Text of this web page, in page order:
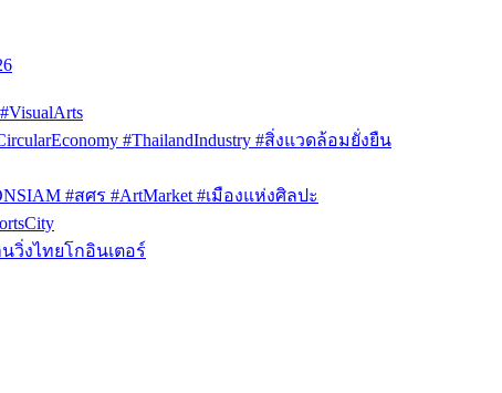
#ThailandIndustry #สิ่งแวดล้อมยั่งยืน
#สศร #ArtMarket #เมืองแห่งศิลปะ
นวิ่งไทยโกอินเตอร์